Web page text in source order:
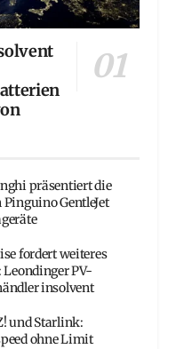
präsentiert die
Pinguino GentleJet
fordert weiteres
Leondinger PV-
insolvent
und Starlink:
ohne Limit